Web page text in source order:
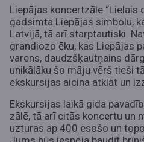
Liepājas koncertzāle “Lielais
gadsimta Liepājas simbolu,
Latvijā, tā arī starptautiski.
grandiozo ēku, kas Liepājas
varens, daudzšķautņains
unikālāku šo māju vērš tieši
ekskursijas aicina atklāt un
Ekskursijas laikā gida
zālē, tā arī citās koncertu un
uzturas ap 400 esošo un